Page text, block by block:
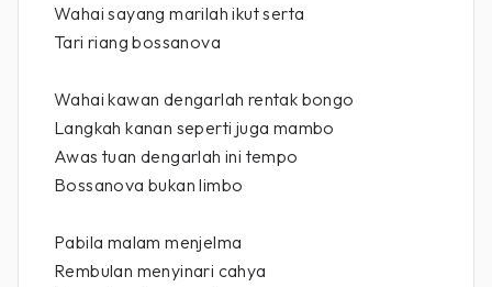
Wahai sayang marilah ikut serta
Tari riang bossanova
Wahai kawan dengarlah rentak bongo
Langkah kanan seperti juga mambo
Awas tuan dengarlah ini tempo
Bossanova bukan limbo
Pabila malam menjelma
Rembulan menyinari cahya